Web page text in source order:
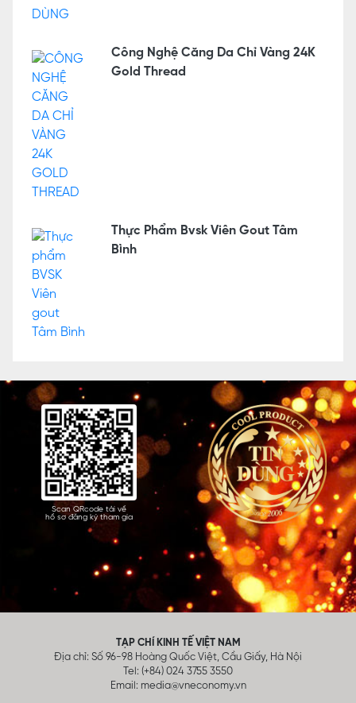
Công Nghệ Căng Da Chỉ Vàng 24K
Gold Thread
Thực Phẩm Bvsk Viên Gout Tâm
Bình
Scan QRcode tải về
hồ sơ đăng ký tham gia
TẠP CHÍ KINH TẾ VIỆT NAM
Địa chỉ: Số 96-98 Hoàng Quốc Việt, Cầu Giấy, Hà Nội
Tel: (+84) 024 3755 3550
Email: media@vneconomy.vn